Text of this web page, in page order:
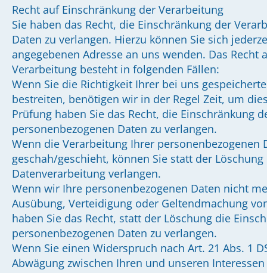
Recht auf Einschränkung der Verarbeitung
Sie haben das Recht, die Einschränkung der
Daten zu verlangen. Hierzu können Sie sich
angegebenen Adresse an uns wenden. Das Recht
Verarbeitung besteht in folgenden Fällen:
Wenn Sie die Richtigkeit Ihrer bei uns
bestreiten, benötigen wir in der Regel Zeit, um
Prüfung haben Sie das Recht, die Einschränkung
personenbezogenen Daten zu verlangen.
Wenn die Verarbeitung Ihrer personenbezogenen
geschah/geschieht, können Sie statt der
Datenverarbeitung verlangen.
Wenn wir Ihre personenbezogenen Daten nicht
Ausübung, Verteidigung oder Geltendmachung
haben Sie das Recht, statt der Löschung die
personenbezogenen Daten zu verlangen.
Wenn Sie einen Widerspruch nach Art. 21 Abs. 1
Abwägung zwischen Ihren und unseren